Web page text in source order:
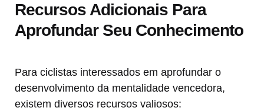
Recursos Adicionais Para
Aprofundar Seu Conhecimento
Para ciclistas interessados em aprofundar o
desenvolvimento da mentalidade vencedora,
existem diversos recursos valiosos: